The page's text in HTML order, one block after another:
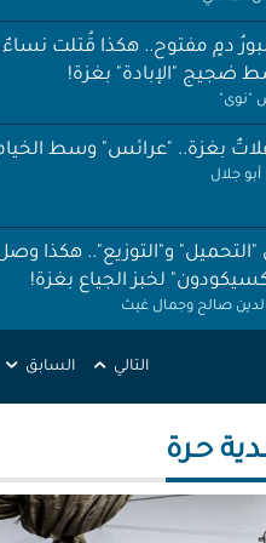
ضجيج "الإبادة" بغزة!
"نوى"
جلال
لخبز الجياع بغزة!
الدين صالح وجمال غيث
والتربة!
التركماني ورشا فرحات
وضحكوا".. انتهاكات جنسية
التالي السابق
حـرة